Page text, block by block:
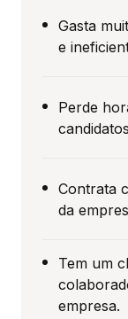
Gasta
e
Perde
Contrata
da
Tem um
empresa.